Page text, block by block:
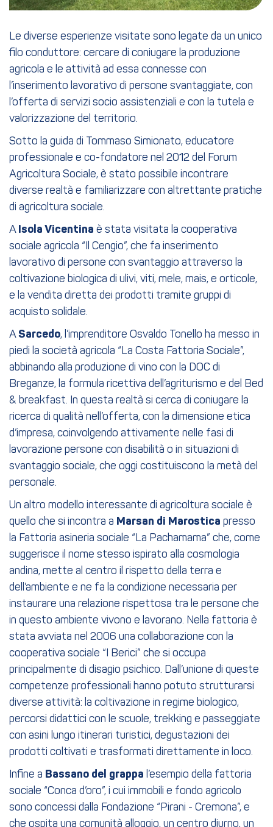
Le diverse esperienze visitate sono legate da un unico
filo conduttore: cercare di coniugare la produzione
agricola e le attività ad essa connesse con
l’inserimento lavorativo di persone svantaggiate, con
l’offerta di servizi socio assistenziali e con la tutela e
valorizzazione del territorio.
Sotto la guida di Tommaso Simionato, educatore
professionale e co-fondatore nel 2012 del Forum
Agricoltura Sociale, è stato possibile incontrare
diverse realtà e familiarizzare con altrettante pratiche
di agricoltura sociale.
A Isola Vicentina è stata visitata la cooperativa
sociale agricola “Il Cengio”, che fa inserimento
lavorativo di persone con svantaggio attraverso la
coltivazione biologica di ulivi, viti, mele, mais, e orticole,
e la vendita diretta dei prodotti tramite gruppi di
acquisto solidale.
A Sarcedo, l’imprenditore Osvaldo Tonello ha messo in
piedi la società agricola “La Costa Fattoria Sociale”,
abbinando alla produzione di vino con la DOC di
Breganze, la formula ricettiva dell’agriturismo e del Bed
& breakfast. In questa realtà si cerca di coniugare la
ricerca di qualità nell’offerta, con la dimensione etica
d’impresa, coinvolgendo attivamente nelle fasi di
lavorazione persone con disabilità o in situazioni di
svantaggio sociale, che oggi costituiscono la metà del
personale.
Un altro modello interessante di agricoltura sociale è
quello che si incontra a Marsan di Marostica presso
la Fattoria asineria sociale “La Pachamama” che, come
suggerisce il nome stesso ispirato alla cosmologia
andina, mette al centro il rispetto della terra e
dell’ambiente e ne fa la condizione necessaria per
instaurare una relazione rispettosa tra le persone che
in questo ambiente vivono e lavorano. Nella fattoria è
stata avviata nel 2006 una collaborazione con la
cooperativa sociale “I Berici” che si occupa
principalmente di disagio psichico. Dall’unione di queste
competenze professionali hanno potuto strutturarsi
diverse attività: la coltivazione in regime biologico,
percorsi didattici con le scuole, trekking e passeggiate
con asini lungo itinerari turistici, degustazioni dei
prodotti coltivati e trasformati direttamente in loco.
Infine a Bassano del grappa l’esempio della fattoria
sociale “Conca d’oro”, i cui immobili e fondo agricolo
sono concessi dalla Fondazione “Pirani - Cremona”, e
che ospita una comunità alloggio, un centro diurno, un